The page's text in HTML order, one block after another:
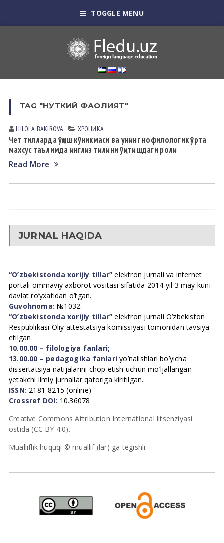
TOGGLE MENU
TAG "НУТКИЙ ФАОЛИЯТ"
HILOLA BАKIROVА ХРОНИКА
Чет тилларда ўқиш кўникмаси ва унинг нофилологик ўрта
махсус таълимда инглиз тилини ўқитишдаги роли
Read More
JURNAL HAQIDA
“O’zbekistonda xorijiy tillar” elektron jurnali va internet
portali ommaviy axborot vositasi sifatida 2014 yil 3 may kuni
davlat ro’yxatidan o’tgan.
Guvohnoma: №1032.
“O’zbekistonda xorijiy tillar” elektron jurnali O’zbekiston
Respublikasi Oliy attestatsiya komissiyasi tomonidan tavsiya
etilgan
10.00.00 – filologiya fanlari;
13.00.00 – pedagogika fanlari yo’nalishlari bo’yicha
dissertatsiya natijalarini chop etish uchun mo’ljallangan
yetakchi ilmiy jurnallar qatoriga kiritilgan.
ISSN: 2181-8215 (online)
Crossref DOI: 10.36078
Creative Commons Attribution International litsenziyasi
ostida (CC BY 4.0).
Mualliflik huquqi © muallif (lar) ga tegishli.